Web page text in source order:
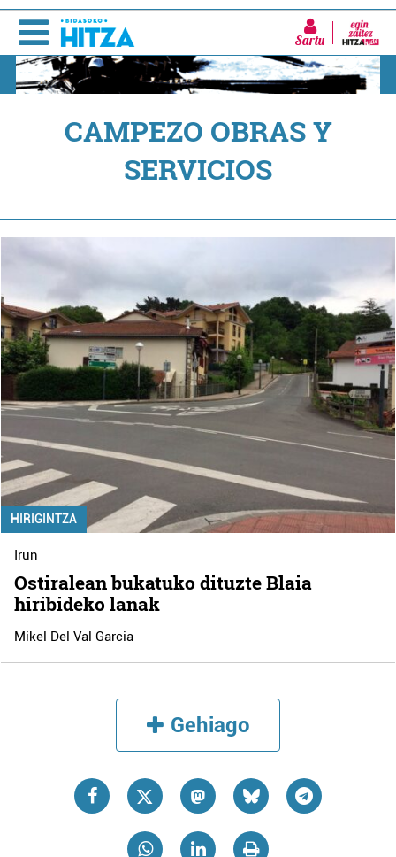
Sartu
CAMPEZO OBRAS Y
SERVICIOS
HIRIGINTZA
Irun
Ostiralean bukatuko dituzte Blaia
hiribideko lanak
Mikel Del Val Garcia
Gehiago